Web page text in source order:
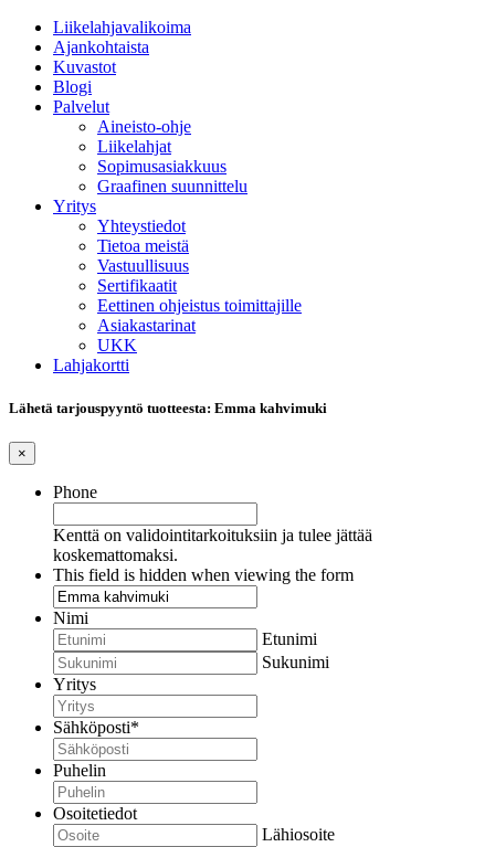
Liikelahjavalikoima
Ajankohtaista
Kuvastot
Blogi
Palvelut
Aineisto-ohje
Liikelahjat
Sopimusasiakkuus
Graafinen suunnittelu
Yritys
Yhteystiedot
Tietoa meistä
Vastuullisuus
Sertifikaatit
Eettinen ohjeistus toimittajille
Asiakastarinat
UKK
Lahjakortti
Lähetä tarjouspyyntö tuotteesta: Emma kahvimuki
×
Phone
Kenttä on validointitarkoituksiin ja tulee jättää
koskemattomaksi.
This field is hidden when viewing the form
Nimi
Etunimi
Sukunimi
Yritys
Sähköposti*
Puhelin
Osoitetiedot
Lähiosoite